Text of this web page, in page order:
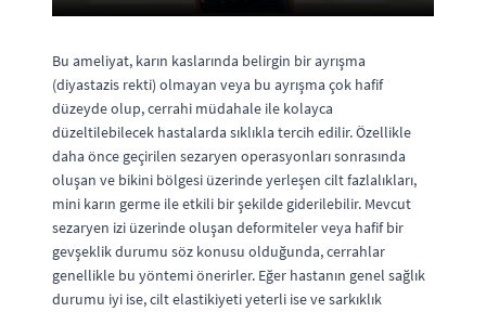
Bu ameliyat, karın kaslarında belirgin bir ayrışma
(diyastazis rekti) olmayan veya bu ayrışma çok hafif
düzeyde olup, cerrahi müdahale ile kolayca
düzeltilebilecek hastalarda sıklıkla tercih edilir. Özellikle
daha önce geçirilen sezaryen operasyonları sonrasında
oluşan ve bikini bölgesi üzerinde yerleşen cilt fazlalıkları,
mini karın germe ile etkili bir şekilde giderilebilir. Mevcut
sezaryen izi üzerinde oluşan deformiteler veya hafif bir
gevşeklik durumu söz konusu olduğunda, cerrahlar
genellikle bu yöntemi önerirler. Eğer hastanın genel sağlık
durumu iyi ise, cilt elastikiyeti yeterli ise ve sarkıklık